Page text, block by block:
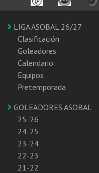
LIGA ASOBAL 26/27
Clasificación
Goleadores
Calendario
Equipos
Pretemporada
GOLEADORES ASOBAL
25-26
24-25
23-24
22-23
21-22